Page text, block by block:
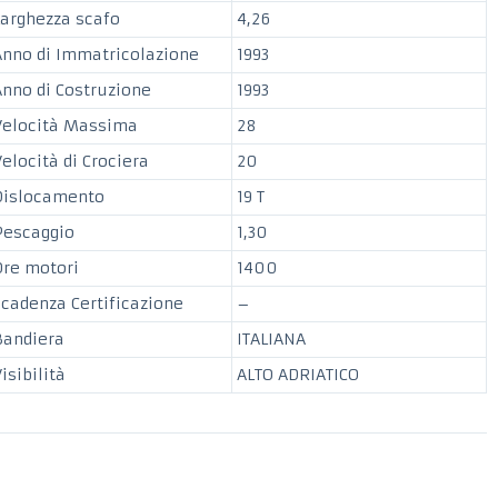
scafo
4,26
di Immatricolazione
1993
di Costruzione
1993
Massima
28
di Crociera
20
19 T
1,30
motori
1400
Certificazione
–
ITALIANA
ALTO ADRIATICO